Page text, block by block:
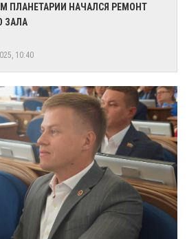
ПЛАНЕТАРИИ НАЧАЛСЯ РЕМОНТ
ЗАЛА
10:40